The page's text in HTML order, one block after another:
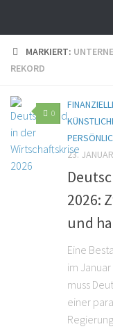
MARKIERT:
REKORD
0
23.
2026:
und
Eine
im
muss
einer